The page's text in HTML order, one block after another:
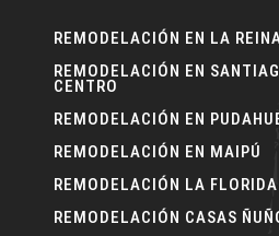
REMODELACIÓN EN LA
REMODELACIÓN EN
CENTRO
REMODELACIÓN EN
REMODELACIÓN EN MAIPÚ
REMODELACIÓN LA FLORIDA
REMODELACIÓN CASAS